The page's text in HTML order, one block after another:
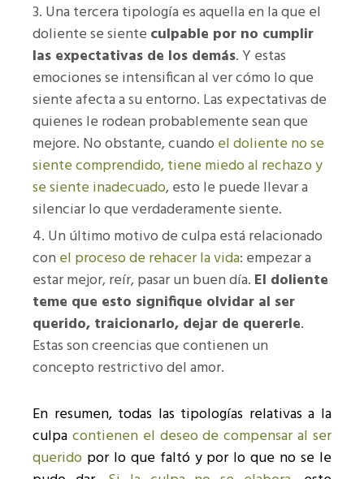
Una tercera tipología es aquella en la que el
doliente se siente culpable por no cumplir
las expectativas de los demás. Y estas
emociones se intensifican al ver cómo lo que
siente afecta a su entorno. Las expectativas de
quienes le rodean probablemente sean que
mejore. No obstante, cuando el doliente no se
siente comprendido, tiene miedo al rechazo y
se siente inadecuado, esto le puede llevar a
silenciar lo que verdaderamente siente.
Un último motivo de culpa está relacionado
conel proceso de rehacer la vida: empezar a
estar mejor, reír, pasar un buen día. El doliente
teme que esto signifique olvidar al ser
querido, traicionarlo, dejar de quererle.
Estas son creencias que contienen un
concepto restrictivo del amor.
En resumen, todas las tipologías relativas a la
culpa contienen el deseo de compensar al ser
querido por lo que faltó y por lo que no se le